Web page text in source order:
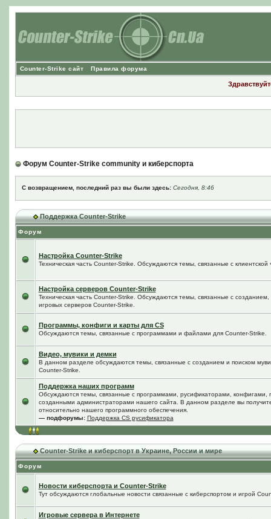
Counter-Strike сайт Правила форума
Форум Counter-Strike community и киберспорта
С возвращением, последний раз вы были здесь: Сегодня, 8:46
Поддержка Counter-Strike
Форум
Настройка Counter-Strike
Техническая часть Counter-Strike. Обсуждаются темы, связанные с клиентской
Настройка серверов Counter-Strike
Техническая часть Counter-Strike. Обсуждаются темы, связанные с
игровых серверов Counter-Strike.
Программы, конфиги и карты для CS
Обсуждаются темы, связанные с программами и файлами для Counter-Strike.
Видео, мувики и демки
В данном разделе обсуждаются темы, связанные с созданием и поиском
Counter-Strike.
Поддержка наших программ
Обсуждаются темы, связанные с программами, русификаторами, конфигами,
созданными администраторами нашего сайта. В данном разделе вы
относительно нашего программного обеспечения.
— подфорумы: Поддержка CS русификатора
Counter-Strike и киберспорт в Украине, России и мире
Форум
Новости киберспорта и Counter-Strike
Тут обсуждаются глобальные новости связанные с киберспортом и игрой
Игровые сервера в Интернете